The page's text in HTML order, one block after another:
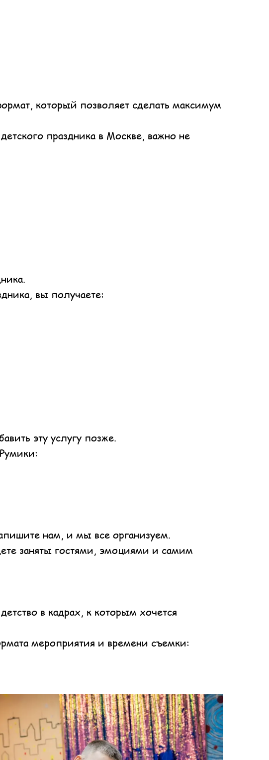
который позволяет сделать максимум
праздника в Москве, важно не
вы получаете:
эту услугу позже.
нам, и мы все организуем.
заняты гостями, эмоциями и самим
в кадрах, к которым хочется
мероприятия и времени съемки: